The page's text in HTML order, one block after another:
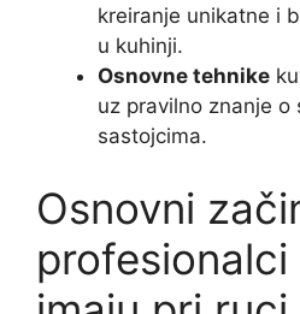
kreiranje unikatne i
u kuhinji.
Osnovne tehnike
uz pravilno znanje o
sastojcima.
Osnovni
profesionalci